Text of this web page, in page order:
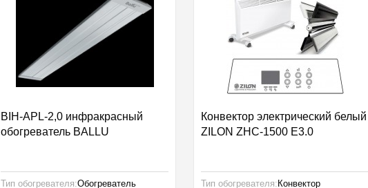
BIH-APL-2,0 инфракрасный
обогреватель BALLU
Тип обогревателя:Обогреватель
Конвектор электрический белый
ZILON ZHC-1500 E3.0
Тип обогревателя: Конвектор